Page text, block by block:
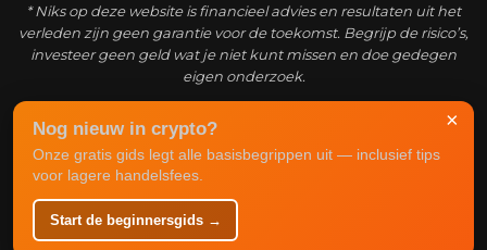
* Niks op deze website is financieel advies en resultaten uit het
verleden zijn geen garantie voor de toekomst. Begrijp de risico’s,
investeer geen geld wat je niet kunt missen en doe gedegen
eigen onderzoek.
Crypto-gids.nl is een enorm snel groeiend platform waar
actuele informatie over de markt weergegeven wordt. Het is
mogelijk om bij ons te adverteren om een grote crypto
doelgroep te bereiken. Zie
×
Nog nieuw in crypto?
Onze gratis gids legt alle basisbegrippen uit — inclusief tips
voor lagere handelsfees.
Start de beginnersgids →